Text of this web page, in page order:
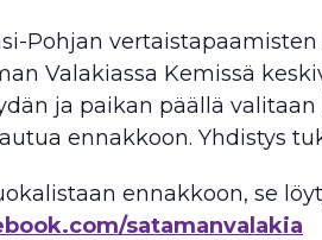
Pohjan
Valakiassa Kemissä
ja paikan päällä
ennakkoon. Yhdistys
ennakkoon, se
satamanvalakia